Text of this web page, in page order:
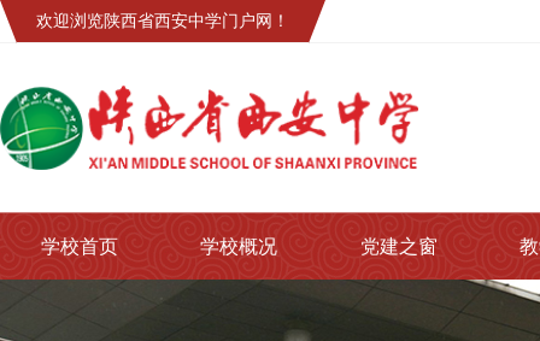
欢迎浏览陕西省西安中学门户网！
学校首页 学校概况 党建之窗